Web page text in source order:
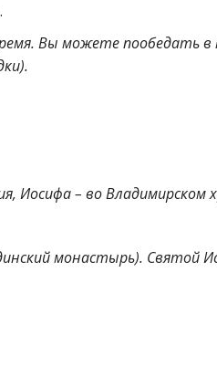
Вы можете пообедать
Иосифа – во Владимирском
монастырь). Святой